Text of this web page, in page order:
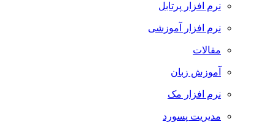
نرم افزار پرتابل
نرم افزار آموزشی
مقالات
آموزش زبان
نرم افزار مک
مدیریت پسورد